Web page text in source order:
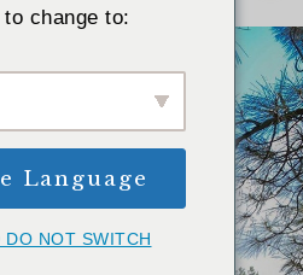
change to:
Language
DO NOT SWITCH